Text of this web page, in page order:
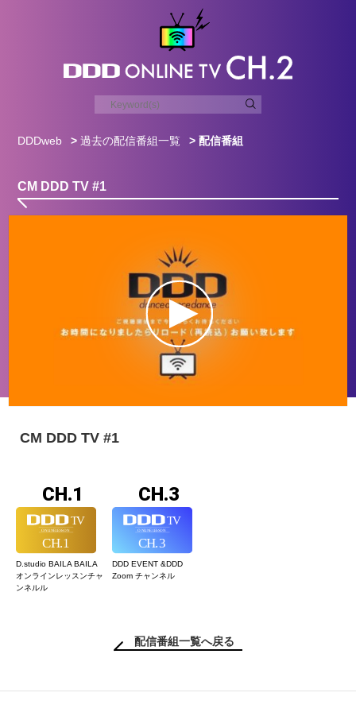
DDDweb >過去の配信番組一覧 > 配信番組
CM DDD TV #1
CM DDD TV #1
CH.1
D.studio BAILA BAILA
オンラインレッスンチャ
ンネルル
CH.3
DDD EVENT &DDD
Zoom チャンネル
配信番組一覧へ戻る